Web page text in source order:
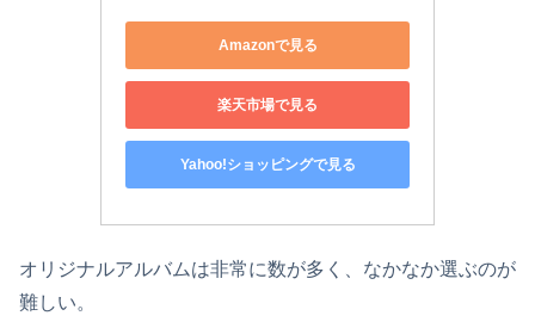
Amazonで見る
楽天市場で見る
Yahoo!ショッピングで見る
オリジナルアルバムは非常に数が多く、なかなか選ぶのが
難しい。